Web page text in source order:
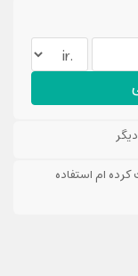
کرده ام استفاده